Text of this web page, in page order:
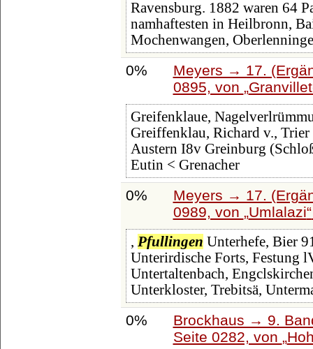
Ravensburg. 1882 waren 64
namhaftesten in Heilbronn,
Mochenwangen,
0%
Meyers → 17.
0895, von
Greifenklaue,
Greiffenklau, Richard v.,
Austern I8v Greinburg
Eutin < Grenacher
0%
Meyers → 17.
0989, von Umlalazi
, Pfullingen Unterhefe, Bier
Unterirdische Forts, Festung
Untertaltenbach,
Unterkloster, Trebitsä,
0%
Brockhaus → 9.
Seite 0282, von